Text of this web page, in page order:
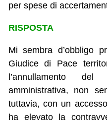
per spese di
RISPOSTA
Mi sembra d’obbligo
Giudice di Pace
l’annullamento
amministrativa, non
tuttavia, con un
ha elevato la